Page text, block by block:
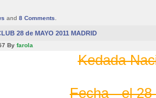
and 8 Comments
28 de MAYO 2011 MADRID
By farola
Kedada
Fecha - el 28